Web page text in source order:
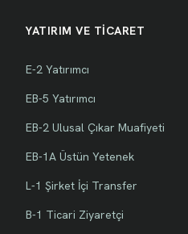
YATIRIM VE TİCARET
E-2 Yatırımcı
EB-5 Yatırımcı
EB-2 Ulusal Çıkar Muafiyeti
EB-1A Üstün Yetenek
L-1 Şirket İçi Transfer
B-1 Ticari Ziyaretçi